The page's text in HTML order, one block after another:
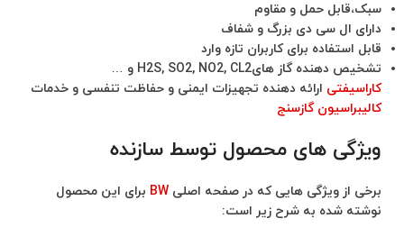
سبک،قابل حمل و مقاوم
دارای ال سی دی بزرگ و شفاف
قابل استفاده برای کاربران تازه وارد
تشخیص دهنده گاز هایH2S, SO2, NO2, CL2 و …
کاراسیفتی ارائه دهنده تجهیزات ایمنی و حفاظت تنفسی و خدمات
کالیبراسیون گازسنج
ویژگی های محصول توسط سازنده
برخی از ویژگی هایی که در صفحه اصلی BW برای این محصول
نوشته شده به شرح زیر است: